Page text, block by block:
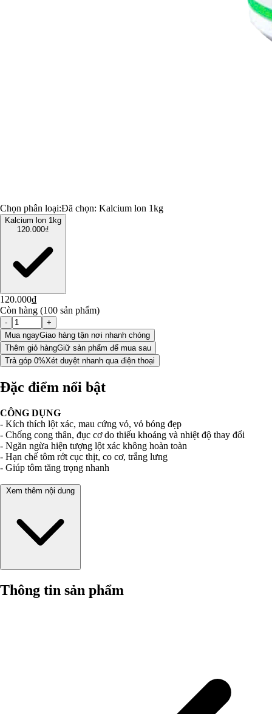
Chọn phân loại:Đã chọn: Kalcium lon 1kg
Kalcium lon 1kg
120.000₫
120.000₫
Còn hàng (100 sản phẩm)
-
+
Mua ngayGiao hàng tận nơi nhanh chóng
Thêm giỏ hàngGiữ sản phẩm để mua sau
Trả góp 0%Xét duyệt nhanh qua điện thoại
Đặc điểm nổi bật
CÔNG DỤNG
- Kích thích lột xác, mau cứng vỏ, vỏ bóng đẹp
- Chống cong thân, đục cơ do thiếu khoáng và nhiệt độ thay đổi
- Ngăn ngừa hiện tượng lột xác không hoàn toàn
- Hạn chế tôm rớt cục thịt, co cơ, trắng lưng
- Giúp tôm tăng trọng nhanh
Xem thêm nội dung
Thông tin sản phẩm